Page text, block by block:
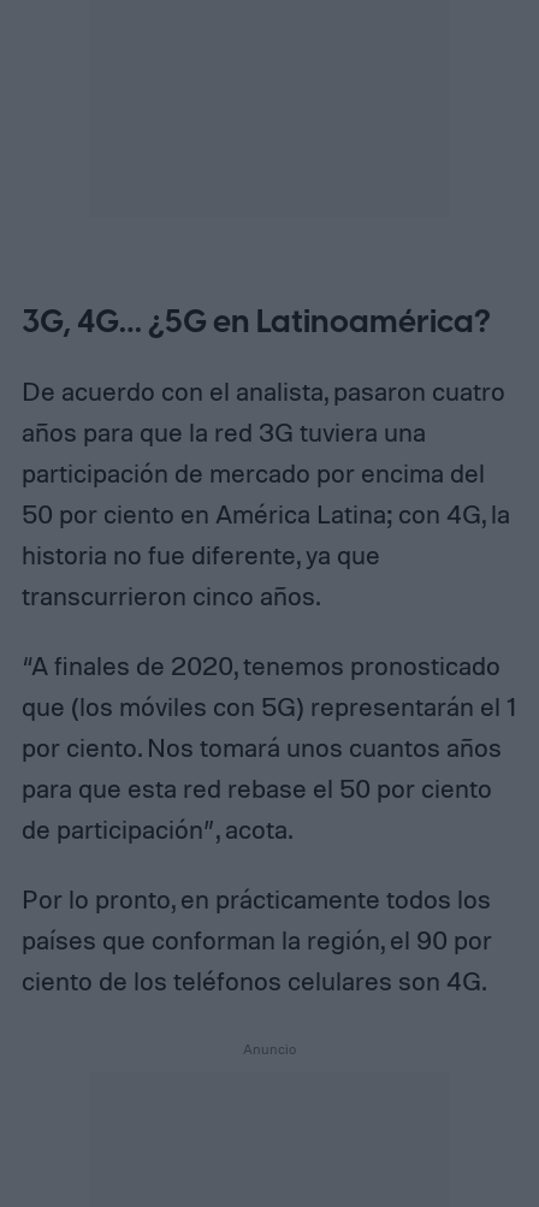
3G, 4G… ¿5G en Latinoamérica?
De acuerdo con el analista, pasaron cuatro
años para que la red 3G tuviera una
participación de mercado por encima del
50 por ciento en América Latina; con 4G, la
historia no fue diferente, ya que
transcurrieron cinco años.
“A finales de 2020, tenemos pronosticado
que (los móviles con 5G) representarán el 1
por ciento. Nos tomará unos cuantos años
para que esta red rebase el 50 por ciento
de participación”, acota.
Por lo pronto, en prácticamente todos los
países que conforman la región, el 90 por
ciento de los teléfonos celulares son 4G.